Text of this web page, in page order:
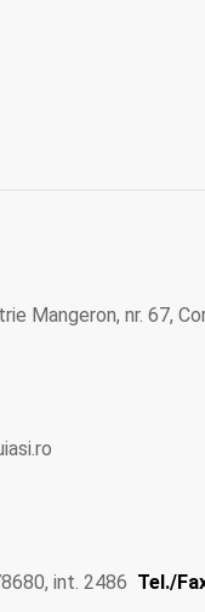
Mangeron, nr. 67,
int. 2486 Tel./